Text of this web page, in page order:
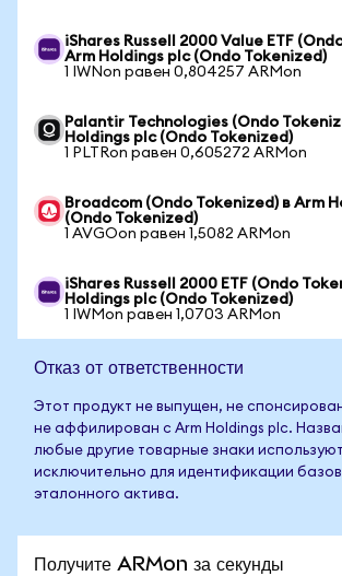
iShares Russell 2000 Value ETF
Arm Holdings plc (Ondo Tokenized)
1 IWNon равен 0,804257 ARMon
Palantir Technologies (Ondo
Holdings plc (Ondo Tokenized)
1 PLTRon равен 0,605272 ARMon
Broadcom (Ondo Tokenized) в Arm
(Ondo Tokenized)
1 AVGOon равен 1,5082 ARMon
iShares Russell 2000 ETF (Ondo
Holdings plc (Ondo Tokenized)
1 IWMon равен 1,0703 ARMon
Отказ от ответственности
Этот продукт не выпущен, не
не аффилирован с Arm Holdings plc.
любые другие товарные знаки
исключительно для идентификации
эталонного актива.
Получите ARMon за секунды